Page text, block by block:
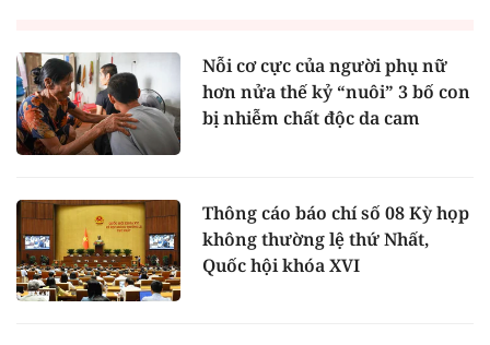
Nỗi cơ cực của người phụ nữ
hơn nửa thế kỷ “nuôi” 3 bố con
bị nhiễm chất độc da cam
Thông cáo báo chí số 08 Kỳ họp
không thường lệ thứ Nhất,
Quốc hội khóa XVI